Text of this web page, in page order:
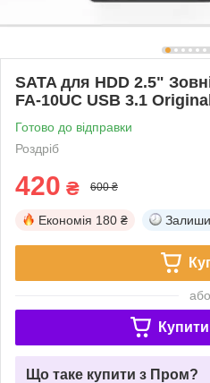
SATA для HDD 2.5"
FA-10UC USB 3.1
Готово до відправки
Роздріб
420 ₴ 600 ₴
Економія 180 ₴
або
Що таке купити з Пром?